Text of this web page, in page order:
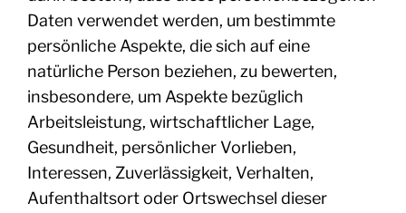
Daten verwendet werden, um bestimmte
persönliche Aspekte, die sich auf eine
natürliche Person beziehen, zu bewerten,
insbesondere, um Aspekte bezüglich
Arbeitsleistung, wirtschaftlicher Lage,
Gesundheit, persönlicher Vorlieben,
Interessen, Zuverlässigkeit, Verhalten,
Aufenthaltsort oder Ortswechsel dieser